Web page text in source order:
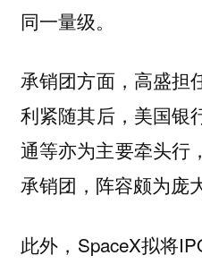
同一量级。
承销团方面，高盛担
利紧随其后，美国银
通等亦为主要牵头行
承销团，阵容颇为庞大
此外，SpaceX拟将